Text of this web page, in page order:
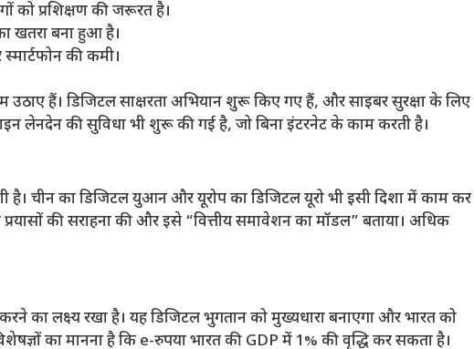
को प्रशिक्षण की जरूरत है।
खतरा बना हुआ है।
की कमी।
हैं। डिजिटल साक्षरता अभियान शुरू किए गए हैं, और साइबर सुरक्षा के लिए
लेनदेन की सुविधा भी शुरू की गई है, जो बिना इंटरनेट के काम करती है।
है। चीन का डिजिटल युआन और यूरोप का डिजिटल यूरो भी इसी दिशा में काम कर
प्रयासों की सराहना की और इसे “वित्तीय समावेशन का मॉडल” बताया। अधिक
का लक्ष्य रखा है। यह डिजिटल भुगतान को मुख्यधारा बनाएगा और भारत को
का मानना है कि e-रुपया भारत की GDP में 1% की वृद्धि कर सकता है।